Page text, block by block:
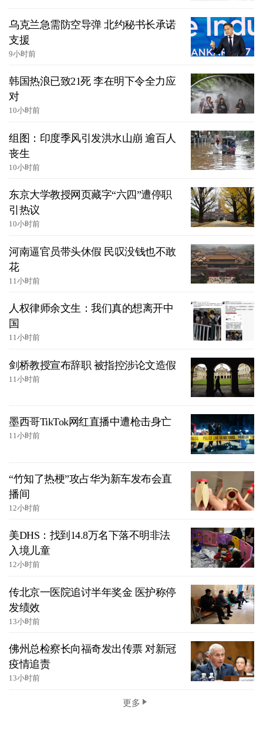
乌克兰急需防空导弹 北约秘书长承诺
支援
9小时前
韩国热浪已致21死 李在明下令全力应
对
10小时前
组图：印度季风引发洪水山崩 逾百人
丧生
10小时前
东京大学教授网页藏字“六四”遭停职
引热议
10小时前
河南逼官员带头休假 民叹没钱也不敢
花
11小时前
人权律师余文生：我们真的想离开中
国
11小时前
剑桥教授宣布辞职 被指控涉论文造假
11小时前
墨西哥TikTok网红直播中遭枪击身亡
11小时前
“竹知了热梗”攻占华为新车发布会直
播间
12小时前
美DHS：找到14.8万名下落不明非法
入境儿童
12小时前
传北京一医院追讨半年奖金 医护称停
发绩效
13小时前
佛州总检察长向福奇发出传票 对新冠
疫情追责
13小时前
更多